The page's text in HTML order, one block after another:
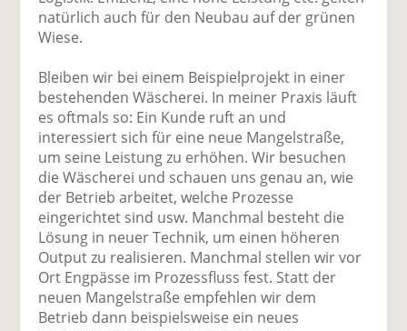
natürlich auch für den Neubau auf der grünen
Wiese.
Bleiben wir bei einem Beispielprojekt in einer
bestehenden Wäscherei. In meiner Praxis läuft
es oftmals so: Ein Kunde ruft an und
interessiert sich für eine neue Mangelstraße,
um seine Leistung zu erhöhen. Wir besuchen
die Wäscherei und schauen uns genau an, wie
der Betrieb arbeitet, welche Prozesse
eingerichtet sind usw. Manchmal besteht die
Lösung in neuer Technik, um einen höheren
Output zu realisieren. Manchmal stellen wir vor
Ort Engpässe im Prozessfluss fest. Statt der
neuen Mangelstraße empfehlen wir dem
Betrieb dann beispielsweise ein neues